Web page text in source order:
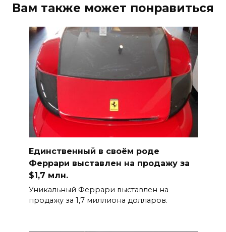
Вам также может понравиться
Единственный в своём роде
Феррари выставлен на продажу за
$1,7 млн.
Уникальный Феррари выставлен на
продажу за 1,7 миллиона долларов.